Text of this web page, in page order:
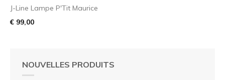
NOUVELLES PRODUITS
J-Line Lampe P'Tit Maurice
€ 99,00